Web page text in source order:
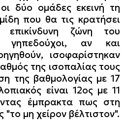
δύο ομάδες εκεινή τη
που θα τις κρατήσει
ζώνη του
γηπεδούχοι, αν και
ισοφαρίστηκαν
της ισοπαλίας τους
της βαθμολογίας με 17
είναι 12ος με 11
έμπρακτα πως στη
μη χείρον βέλτιστον".